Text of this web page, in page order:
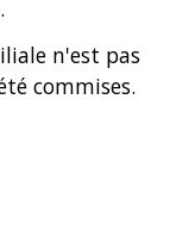
n'est pas
commises.